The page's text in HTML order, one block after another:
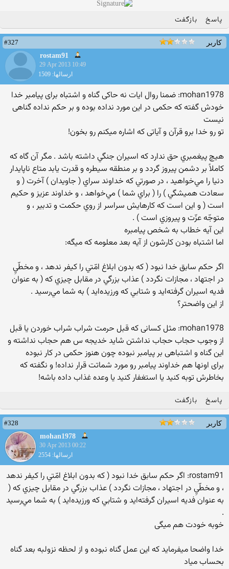
پاسخ بازگفت
کاربر
#327
rostam91
29 Apr 2013 10:49
ارسالها: 1509
mohan1978: ضمنا روال ایات نه حاکی گناه و اشتباه برای پیامبر خدا
خودش گفته که حکمی در این مورد نداده بوده و بر حکم نداده گناهی
نیست
تو رو خدا برو قرآن و آیاتی که اشاره میکنم رو بخون!
هيچ پيغمبري حق ندارد كه اسيران جنگي داشته باشد . مگر آن گاه كه
كاملاً بر دشمن پيروز گردد و بر منطقه سيطره و قدرت يابد متاع ناپايدار
دنيا را مي‌خواهيد ، در صورتي كه خداوند سراي ( جاويدان ) آخرت ( و
سعادت هميشگي ) را ( براي شما ) مي‌خواهد ، و خداوند عزيز و حكيم
است ( و اين است كه كارهايش سراسر از روي حكمت و تدبير ، و
متوجّه عزّت و پيروزي است ) .‏
این آیه خطاب به شخص پیامبره
اما اشتباه بودن کارشون از آیه بعد معلومه که میگه:
اگر حكم سابق خدا نبود ( كه بدون ابلاغ امّتي را كيفر ندهد ، و مخطّيِ
در اجتهاد ، مجازات نگردد ) عذاب بزرگي در مقابل چيزي كه ( به عنوان
فديه اسيران گرفته‌ايد و شتابي كه ورزيده‌ايد ) به شما مي‌رسيد .‏
از این واضحتر؟
mohan1978: مثل کسانی که قبل حرمت شراب شراب خوردن یا قبل
از وجوب حجاب حجاب نداشتن شاید خدیجه س هم حجاب نداشته و
این گناه و اشتباهی بر پیامبر نبوده چون هنوز حکمی در کار نبوده
برای اونها هم خداوند پیامبر رو مورد شماتت قرار نداده! و نگفته که
بخاطرش توبه کنید یا استغفار کنید یا وعده غذاب داده باشه!
پاسخ بازگفت
کاربر
#328
mohan1978
30 Apr 2013 00:22
ارسالها: 2554
rostam91: اگر حكم سابق خدا نبود ( كه بدون ابلاغ امّتي را كيفر ندهد
، و مخطّيِ در اجتهاد ، مجازات نگردد ) عذاب بزرگي در مقابل چيزي كه (
به عنوان فديه اسيران گرفته‌ايد و شتابي كه ورزيده‌ايد ) به شما مي‌رسيد
.‏
خوبه خودت هم میگی
خدا واضحا میفرماید که این عمل گناه نبوده و از لحظه نزولبه بعد گناه
بحساب میاد